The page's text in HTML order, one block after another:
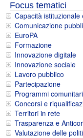
Focus tematici
Capacità
Comunicazione
EuroPA
Formazione
Innovazione digitale
Innovazione sociale
Lavoro pubblico
Partecipazione
Programmi comunitari
Concorsi e
Territori in rete
Trasparenza e
Valutazione delle